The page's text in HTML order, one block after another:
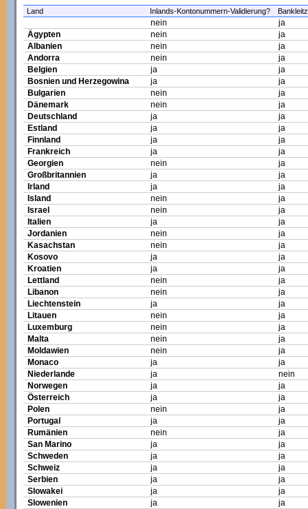
Land Inlands-Kontonummern-Validierung?
nein
ja
Ägypten
nein
ja
Albanien
nein
ja
Andorra
nein
ja
Belgien
ja
ja
Bosnien und Herzegowina
ja
ja
Bulgarien
nein
ja
Dänemark
nein
ja
Deutschland
ja
ja
Estland
ja
ja
Finnland
ja
ja
Frankreich
ja
ja
Georgien
nein
ja
Großbritannien
ja
ja
Irland
ja
ja
Island
nein
ja
Israel
nein
ja
Italien
ja
ja
Jordanien
nein
ja
Kasachstan
nein
ja
Kosovo
ja
ja
Kroatien
ja
ja
Lettland
nein
ja
Libanon
nein
ja
Liechtenstein
ja
ja
Litauen
nein
ja
Luxemburg
nein
ja
Malta
nein
ja
Moldawien
nein
ja
Monaco
ja
ja
Niederlande
ja
nein
Norwegen
ja
ja
Österreich
ja
ja
Polen
nein
ja
Portugal
ja
ja
Rumänien
nein
ja
San Marino
ja
ja
Schweden
ja
ja
Schweiz
ja
ja
Serbien
ja
ja
Slowakei
ja
ja
Slowenien
ja
ja